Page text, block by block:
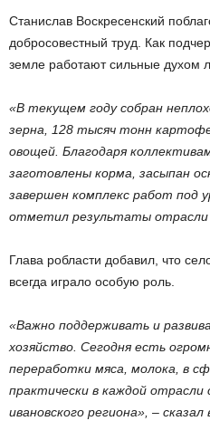
Станислав Воскресенский
добросовестный труд. Как
земле работают сильные духом
«В текущем году собран
зерна, 128 тысяч тонн
овощей. Благодаря
заготовлены корма, засыпан
завершен комплекс работ под
отметил результаты отрасли
Глава робласти добавил, что
всегда играло особую роль.
«Важно поддерживать и
хозяйство. Сегодня есть
переработки мяса, молока, в
практически в каждой отрасли
ивановского региона», –